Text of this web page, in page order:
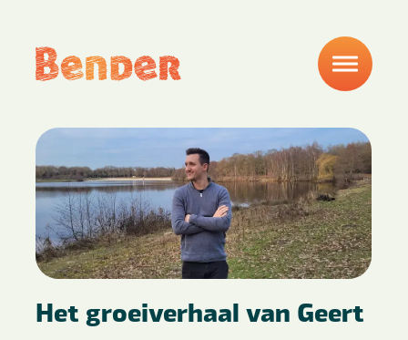
Het groeiverhaal van Geert